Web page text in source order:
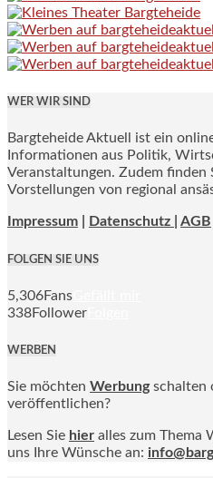
WER WIR SIND
Bargteheide Aktuell ist ein
Informationen aus Politik,
Veranstaltungen. Zudem finden
Vorstellungen von regional
Impressum Datenschutz | AGB
FOLGEN SIE UNS
5,306Fans
338Follower
WERBEN
Sie möchten Werbung schalten
veröffentlichen?
Lesen Sie hier alles zum Thema
uns Ihre Wünsche an: